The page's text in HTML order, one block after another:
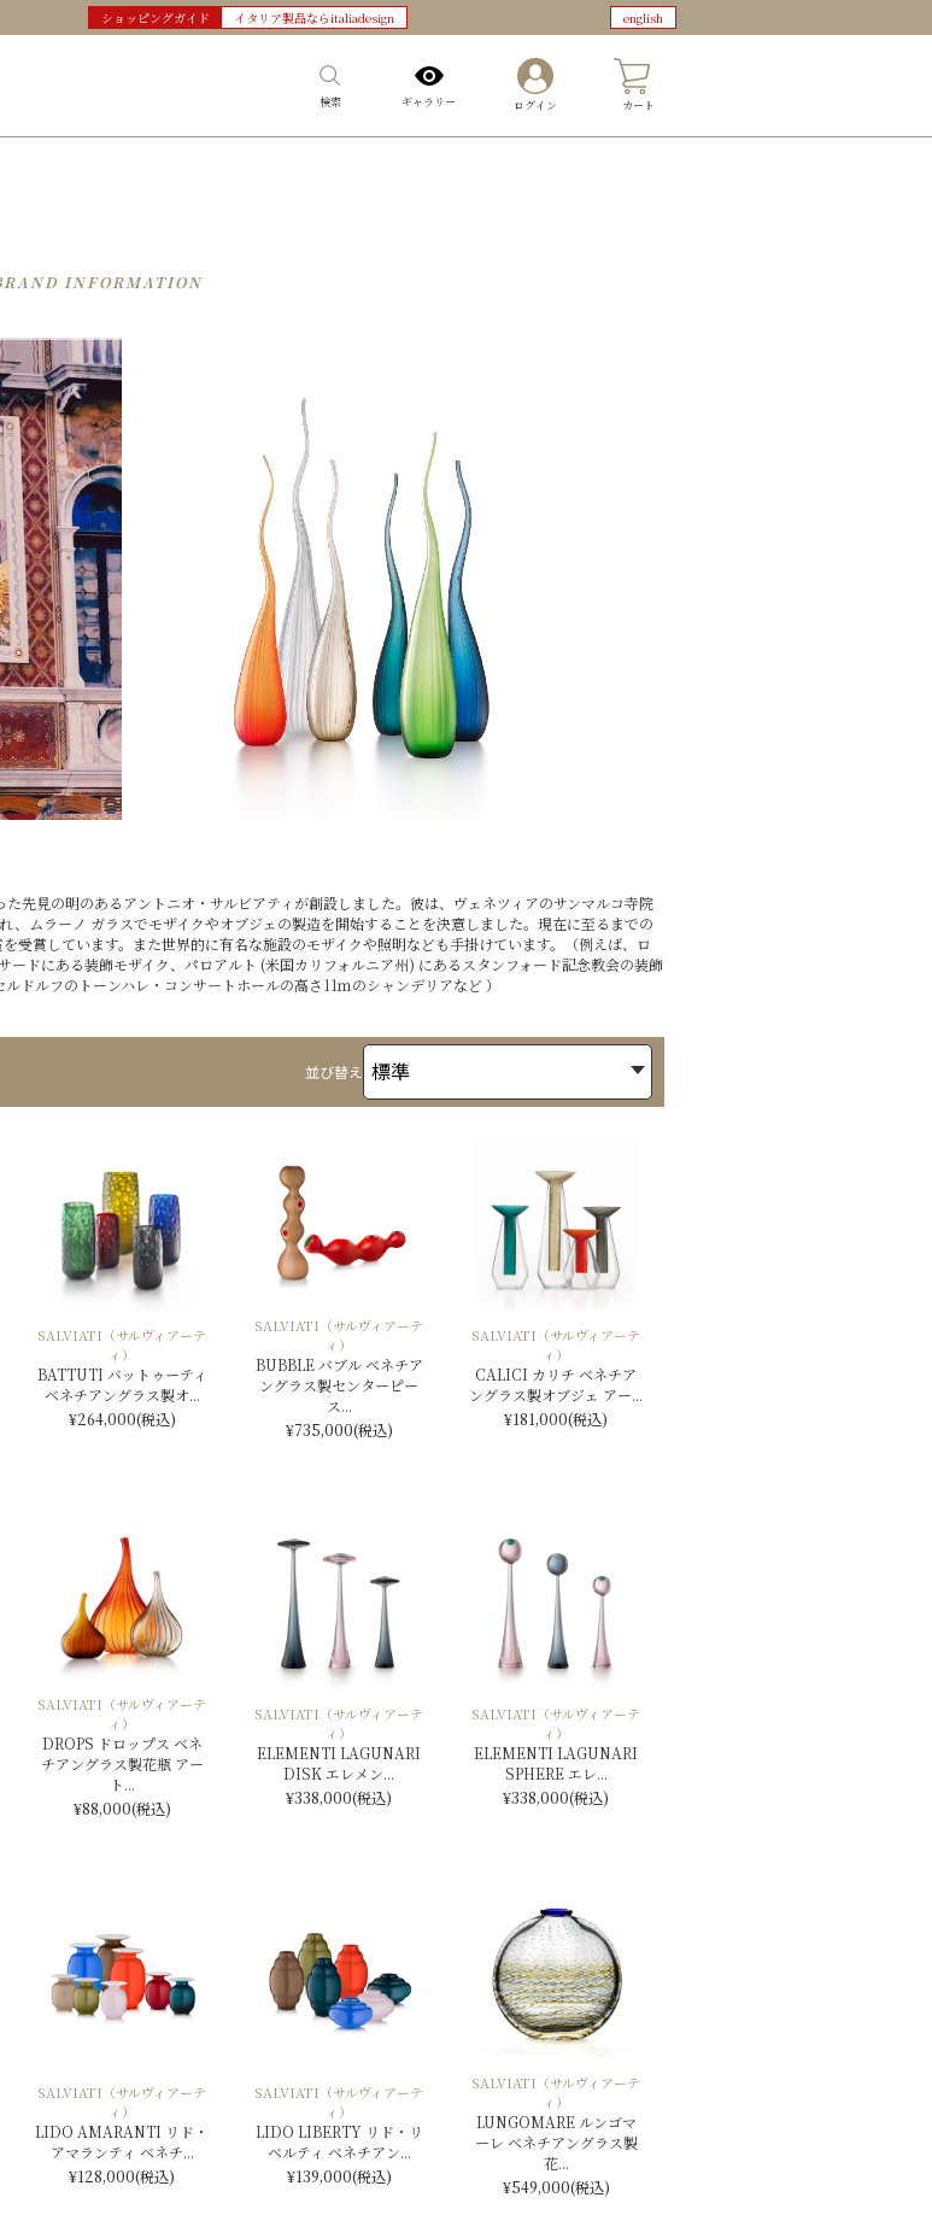
ショッピングガイド イタリア製品ならitaliadesign english
検索 ギャラリー ログイン カート
INFORMATION
先見の明のあるアントニオ・サルビアティが創設しました。彼は、ヴェネツィアのサンマルコ寺院
ムラーノ ガラスでモザイクやオブジェの製造を開始することを決意しました。現在に至るまでの
受賞しています。また世界的に有名な施設のモザイクや照明なども手掛けています。（例えば、ロ
ドにある装飾モザイク、パロアルト (米国カリフォルニア州) にあるスタンフォード記念教会の装飾
ドルフのトーンハレ・コンサートホールの高さ11ｍのシャンデリアなど ）
並び替え
SALVIATI（サルヴィアーテ
ィ）
BATTUTI バットゥーティ
ベネチアングラス製オ...
¥264,000(税込)
SALVIATI（サルヴィアーテ
ィ）
BUBBLE バブル ベネチア
ングラス製センターピー
ス...
¥735,000(税込)
SALVIATI（サルヴィアーテ
ィ）
CALICI カリチ ベネチア
ングラス製オブジェ アー...
¥181,000(税込)
SALVIATI（サルヴィアーテ
ィ）
DROPS ドロップス ベネ
チアングラス製花瓶 アー
ト...
¥88,000(税込)
SALVIATI（サルヴィアーテ
ィ）
ELEMENTI LAGUNARI
DISK エレメン...
¥338,000(税込)
SALVIATI（サルヴィアーテ
ィ）
ELEMENTI LAGUNARI
SPHERE エレ...
¥338,000(税込)
SALVIATI（サルヴィアーテ
ィ）
LIDO AMARANTI リド・
アマランティ ベネチ...
¥128,000(税込)
SALVIATI（サルヴィアーテ
ィ）
LIDO LIBERTY リド・リ
ベルティ ベネチアン...
¥139,000(税込)
SALVIATI（サルヴィアーテ
ィ）
LUNGOMARE ルンゴマ
ーレ ベネチアングラス製
花...
¥549,000(税込)